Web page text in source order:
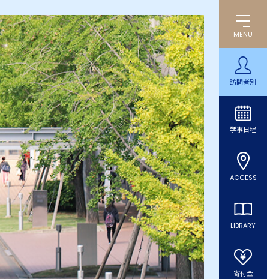
MENU
訪問者別
学事日程
ACCESS
LIBRARY
寄付金